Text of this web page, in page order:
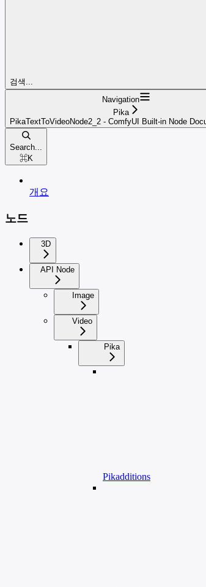
검색...
Navigation
Pika
PikaTextToVideoNode2_2 - ComfyUI Built-in Node
Search...
⌘K
개요
노드
3D
API Node
Image
Video
Pika
Pikadditions